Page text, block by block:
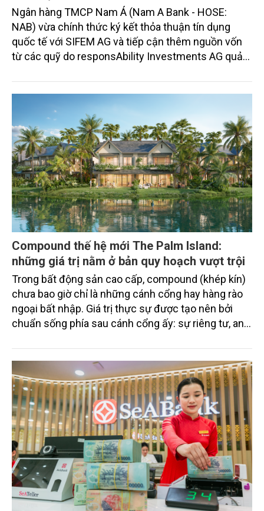
Ngân hàng TMCP Nam Á (Nam A Bank - HOSE:
NAB) vừa chính thức ký kết thỏa thuận tín dụng
quốc tế với SIFEM AG và tiếp cận thêm nguồn vốn
từ các quỹ do responsAbility Investments AG quản
thu hút thành công từ đầu năm đến nay lên gần 350
Compound thế hệ mới The Palm Island:
những giá trị nằm ở bản quy hoạch vượt trội
Trong bất động sản cao cấp, compound (khép kín)
chưa bao giờ chỉ là những cánh cổng hay hàng rào
ngoại bất nhập. Giá trị thực sự được tạo nên bởi
chuẩn sống phía sau cánh cổng ấy: sự riêng tư, an
vụ được thiết kế dành riêng cho họ.